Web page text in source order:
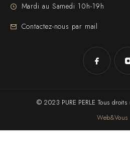
Mardi au Samedi 10h-19h
Contactez-nous par mail
© 2023 PURE PERLE Tous
Web&Vous